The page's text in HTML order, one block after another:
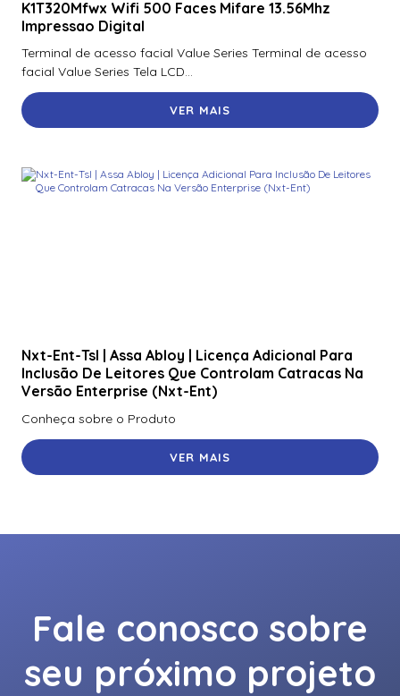
K1T320Mfwx Wifi 500 Faces Mifare 13.56Mhz
Impressao Digital
Terminal de acesso facial Value Series Terminal de acesso
facial Value Series Tela LCD...
VER MAIS
Nxt-Ent-Tsl | Assa Abloy | Licença Adicional Para
Inclusão De Leitores Que Controlam Catracas Na
Versão Enterprise (Nxt-Ent)
Conheça sobre o Produto
VER MAIS
Fale conosco sobre
seu próximo projeto